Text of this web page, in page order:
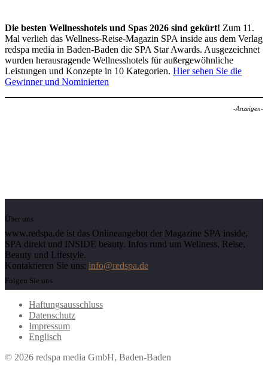
Die besten Wellnesshotels und Spas 2026 sind gekürt! Zum 11.
Mal verlieh das Wellness-Reise-Magazin SPA inside aus dem Verlag
redspa media in Baden-Baden die SPA Star Awards. Ausgezeichnet
wurden herausragende Wellnesshotels für außergewöhnliche
Leistungen und Konzepte in 10 Kategorien. Hier sehen Sie die
Gewinner und Nominierten
-Anzeigen-
Über uns
www.redspa.de ist das Onlineangebot der Magazine SPA inside,
SPA direkt und INSIDE beauty. Infos rund um Wellness, Reise,
Beauty und Lifestyle.
Kontaktieren Sie uns: info@redspa.de
Folgen Sie uns
Haftungsausschluss
Datenschutz
Impressum
Englisch
© 2026 redspa media GmbH, Baden-Baden